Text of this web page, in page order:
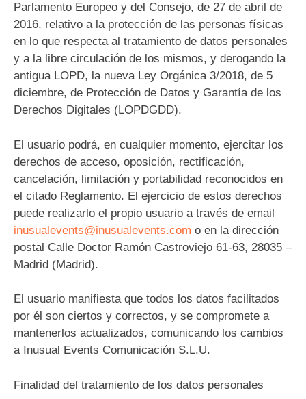
Parlamento Europeo y del Consejo, de 27 de abril de
2016, relativo a la protección de las personas físicas
en lo que respecta al tratamiento de datos personales
y a la libre circulación de los mismos, y derogando la
antigua LOPD, la nueva Ley Orgánica 3/2018, de 5
diciembre, de Protección de Datos y Garantía de los
Derechos Digitales (LOPDGDD).
El usuario podrá, en cualquier momento, ejercitar los
derechos de acceso, oposición, rectificación,
cancelación, limitación y portabilidad reconocidos en
el citado Reglamento. El ejercicio de estos derechos
puede realizarlo el propio usuario a través de email
inusualevents@inusualevents.com o en la dirección
postal Calle Doctor Ramón Castroviejo 61-63, 28035 –
Madrid (Madrid).
El usuario manifiesta que todos los datos facilitados
por él son ciertos y correctos, y se compromete a
mantenerlos actualizados, comunicando los cambios
a Inusual Events Comunicación S.L.U.
Finalidad del tratamiento de los datos personales